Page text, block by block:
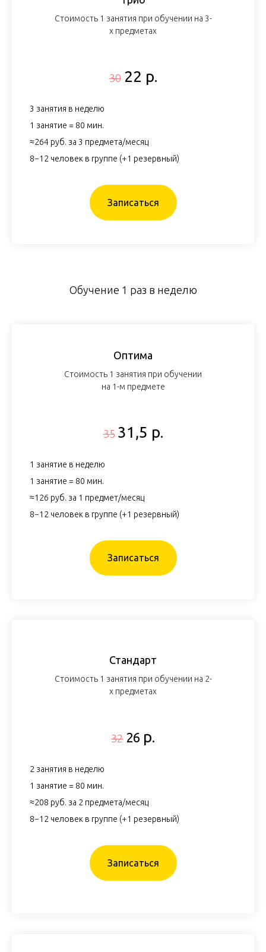
Стоимость 1 занятия при обучении на 3-
х предметах
30 22 р.
3 занятия в неделю
1 занятие = 80 мин.
≈264 руб. за 3 предмета/месяц
8−12 человек в группе (+1 резервный)
Записаться
Обучение 1 раз в неделю
Оптима
Стоимость 1 занятия при обучении
на 1-м предмете
35 31,5 р.
1 занятие в неделю
1 занятие = 80 мин.
≈126 руб. за 1 предмет/месяц
8−12 человек в группе (+1 резервный)
Записаться
Стандарт
Стоимость 1 занятия при обучении на 2-
х предметах
32 26 р.
2 занятия в неделю
1 занятие = 80 мин.
≈208 руб. за 2 предмета/месяц
8−12 человек в группе (+1 резервный)
Записаться